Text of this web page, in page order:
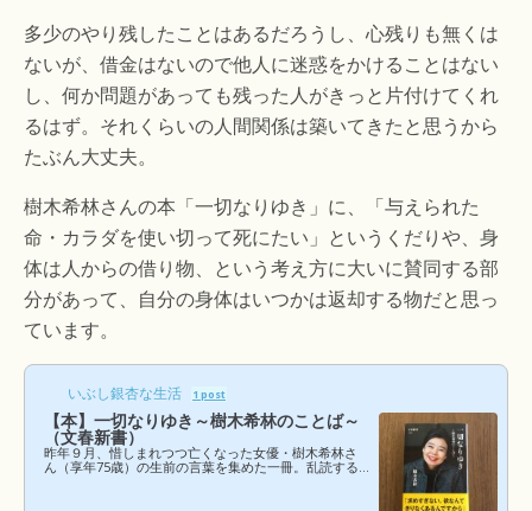
多少のやり残したことはあるだろうし、心残りも無くは
ないが、借金はないので他人に迷惑をかけることはない
し、何か問題があっても残った人がきっと片付けてくれ
るはず。それくらいの人間関係は築いてきたと思うから
たぶん大丈夫。
樹木希林さんの本「一切なりゆき」に、「与えられた
命・カラダを使い切って死にたい」というくだりや、身
体は人からの借り物、という考え方に大いに賛同する部
分があって、自分の身体はいつかは返却する物だと思っ
ています。
いぶし銀杏な生活 1 post
【本】一切なりゆき～樹木希林のことば～
（文春新書）
昨年９月、惜しまれつつ亡くなった女優・樹木希林さ
ん（享年75歳）の生前の言葉を集めた一冊。乱読する